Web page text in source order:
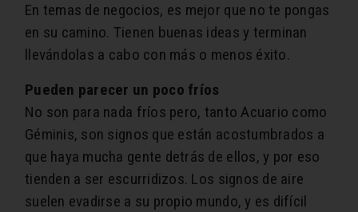
En temas de negocios, es mejor que no te pongas
en su camino. Tienen buenas ideas y terminan
llevándolas a cabo con más o menos éxito.
Pueden parecer un poco fríos
No son para nada fríos pero, tanto Acuario como
Géminis, son signos que están acostumbrados a
que haya mucha gente detrás de ellos, y por eso
tienden a ser escurridizos. Los signos de aire
suelen evadirse a su propio mundo, y es difícil